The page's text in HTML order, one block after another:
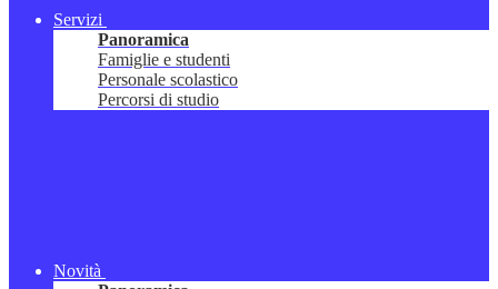
Servizi
Panoramica
Famiglie e studenti
Personale scolastico
Percorsi di studio
Novità